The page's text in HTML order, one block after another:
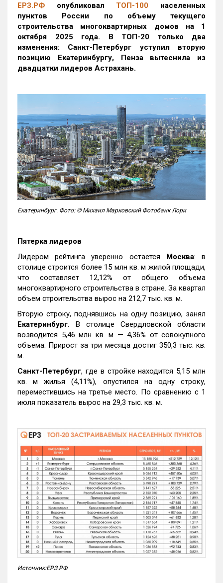
ЕРЗ.РФ опубликовал ТОП-100 населенных
пунктов России по объему текущего
строительства многоквартирных домов на 1
октября 2025 года. В ТОП-20 только два
изменения: Санкт-Петербург уступил вторую
позицию Екатеринбургу, Пенза вытеснила из
двадцатки лидеров Астрахань.
Екатеринбург. Фото: © Михаил Марковский Фотобанк Лори
Пятерка лидеров
Лидером рейтинга уверенно остается Москва: в
столице строится более 15 млн кв. м жилой площади,
что составляет 12,12% от общего объема
многоквартирного строительства в стране. За квартал
объем строительства вырос на 212,7 тыс. кв. м.
Вторую строку, поднявшись на одну позицию, занял
Екатеринбург. В столице Свердловской области
возводится 5,46 млн кв. м — 4,36% от совокупного
объема. Прирост за три месяца достиг 350,3 тыс. кв.
м.
Санкт-Петербург, где в стройке находится 5,15 млн
кв. м жилья (4,11%), опустился на одну строку,
переместившись на третье место. По сравнению с 1
июля показатель вырос на 29,3 тыс. кв. м.
Источник:ЕРЗ.РФ